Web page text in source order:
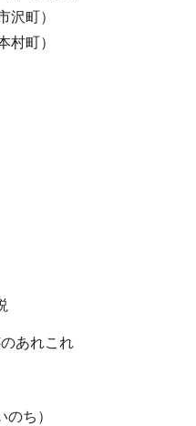
沢町）
村町）
あれこれ
のち）